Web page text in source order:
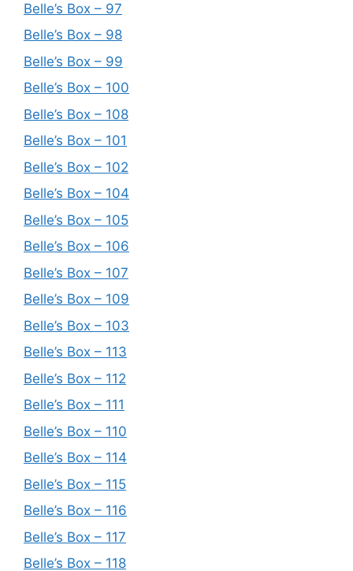
Belle’s Box – 97
Belle’s Box – 98
Belle’s Box – 99
Belle’s Box – 100
Belle’s Box – 108
Belle’s Box – 101
Belle’s Box – 102
Belle’s Box – 104
Belle’s Box – 105
Belle’s Box – 106
Belle’s Box – 107
Belle’s Box – 109
Belle’s Box – 103
Belle’s Box – 113
Belle’s Box – 112
Belle’s Box – 111
Belle’s Box – 110
Belle’s Box – 114
Belle’s Box – 115
Belle’s Box – 116
Belle’s Box – 117
Belle’s Box – 118